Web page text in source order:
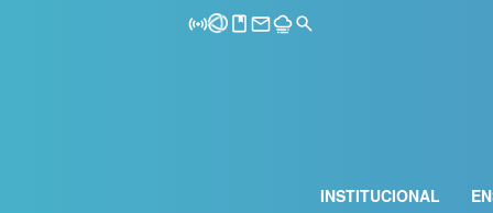
INSTITUCIONAL